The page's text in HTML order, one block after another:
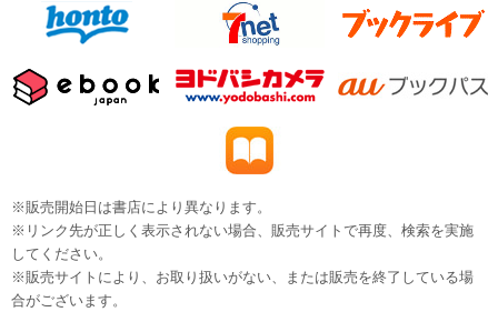
※販売開始日は書店により異なります。
※リンク先が正しく表示されない場合、販売サイトで再度、検索を実施
してください。
※販売サイトにより、お取り扱いがない、または販売を終了している場
合がございます。